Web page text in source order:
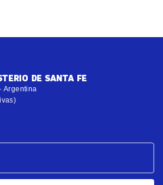
DE SANTA FE
Argentina